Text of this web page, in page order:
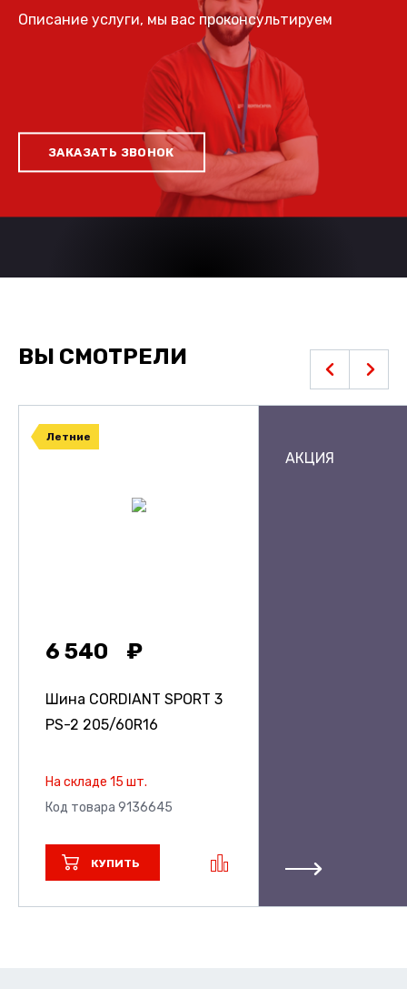
Описание услуги, мы вас проконсультируем
ЗАКАЗАТЬ ЗВОНОК
ВЫ СМОТРЕЛИ
Летние
6 540
Шина CORDIANT SPORT 3
PS-2 205/60R16
На складе 15 шт.
Код товара 9136645
КУПИТЬ
АКЦИЯ